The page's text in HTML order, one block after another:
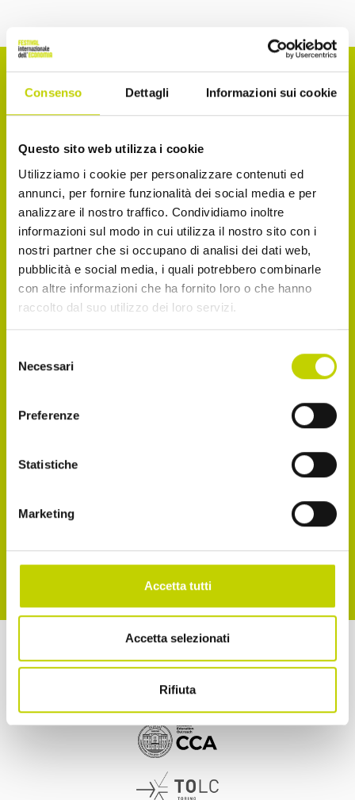
Consenso Dettagli Informazioni sui cookie
Questo sito web utilizza i cookie
Utilizziamo i cookie per personalizzare contenuti ed
annunci, per fornire funzionalità dei social media e per
analizzare il nostro traffico. Condividiamo inoltre
informazioni sul modo in cui utilizza il nostro sito con i
nostri partner che si occupano di analisi dei dati web,
pubblicità e social media, i quali potrebbero combinarle
con altre informazioni che ha fornito loro o che hanno
raccolto dal suo utilizzo dei loro servizi.
delNecessari
Preferenze
Statistiche
Marketing
Accetta tutti
Accetta selezionati
Rifiuta
La Newsletter del Festival
Iscriviti alla Newsletter del Festival Internazionale
dell’Economia per essere sempre informato sulle
novità e gli appuntamenti in agenda!
Email
indicato nel punto 2.b dell'informativa ex art. 13